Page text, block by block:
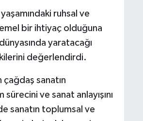
ruhsal ve
bir ihtiyaç olduğuna
yaratacağı
değerlendirdi.
sanatın
ve sanat anlayışını
sanatın toplumsal ve